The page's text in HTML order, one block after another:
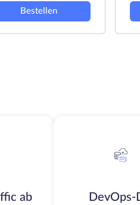
Bestellen
ab
DevOps-